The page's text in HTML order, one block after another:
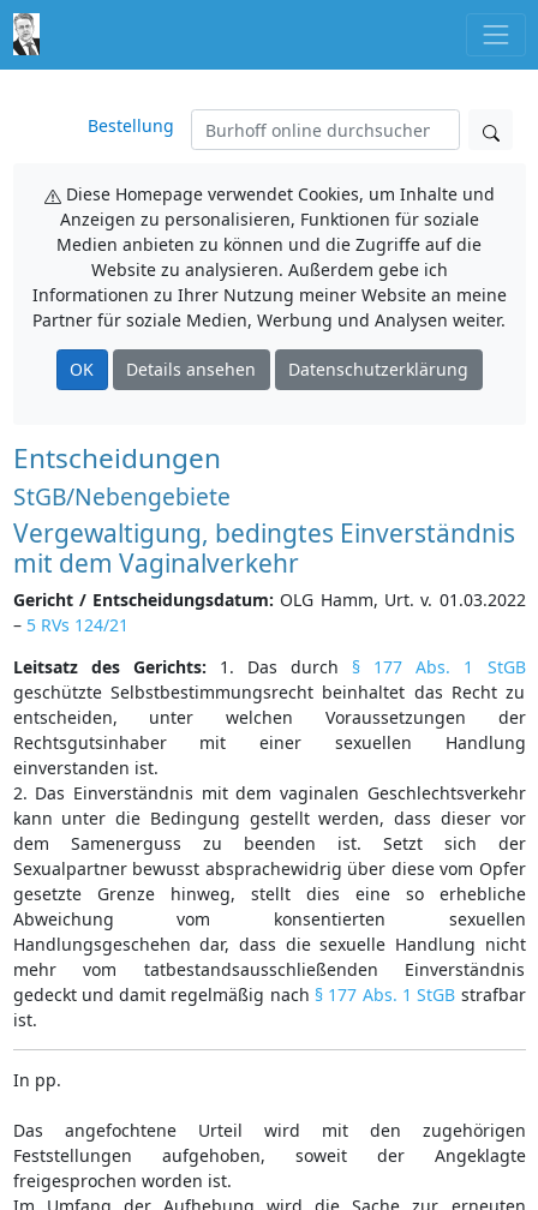
Bestellung
Diese Homepage verwendet Cookies, um Inhalte und
Anzeigen zu personalisieren, Funktionen für soziale
Medien anbieten zu können und die Zugriffe auf die
Website zu analysieren. Außerdem gebe ich
Informationen zu Ihrer Nutzung meiner Website an meine
Partner für soziale Medien, Werbung und Analysen weiter.
OK Details ansehen Datenschutzerklärung
Entscheidungen
StGB/Nebengebiete
Vergewaltigung, bedingtes Einverständnis
mit dem Vaginalverkehr
Gericht / Entscheidungsdatum: OLG Hamm, Urt. v. 01.03.2022
– 5 RVs 124/21
Leitsatz des Gerichts: 1. Das durch § 177 Abs. 1 StGB
geschützte Selbstbestimmungsrecht beinhaltet das Recht zu
entscheiden, unter welchen Voraussetzungen der
Rechtsgutsinhaber mit einer sexuellen Handlung
einverstanden ist.
2. Das Einverständnis mit dem vaginalen Geschlechtsverkehr
kann unter die Bedingung gestellt werden, dass dieser vor
dem Samenerguss zu beenden ist. Setzt sich der
Sexualpartner bewusst absprachewidrig über diese vom Opfer
gesetzte Grenze hinweg, stellt dies eine so erhebliche
Abweichung vom konsentierten sexuellen
Handlungsgeschehen dar, dass die sexuelle Handlung nicht
mehr vom tatbestandsausschließenden Einverständnis
gedeckt und damit regelmäßig nach § 177 Abs. 1 StGB strafbar
ist.
In pp.
Das angefochtene Urteil wird mit den zugehörigen
Feststellungen aufgehoben, soweit der Angeklagte
freigesprochen worden ist.
Im Umfang der Aufhebung wird die Sache zur erneuten